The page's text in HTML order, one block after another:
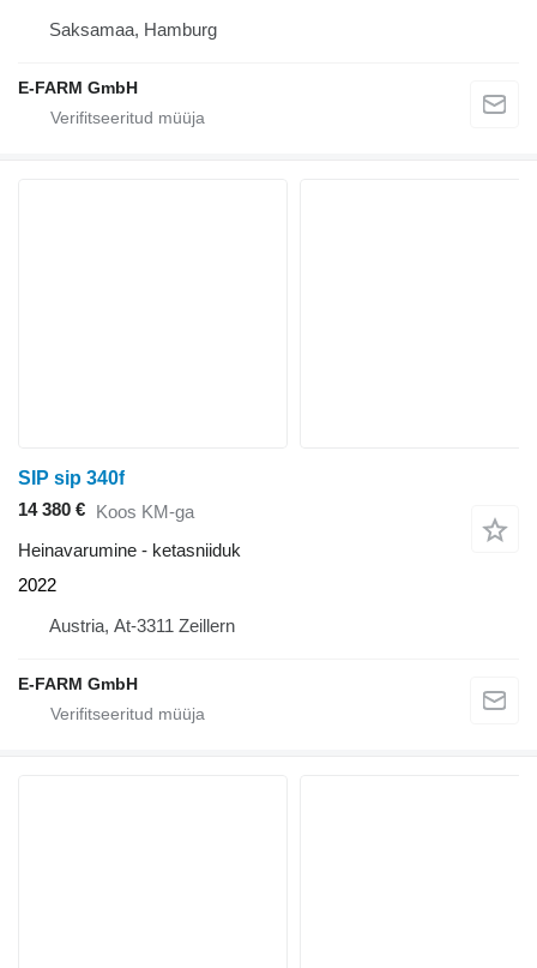
Saksamaa, Hamburg
E-FARM GmbH
SIP sip 340f
14 380 € Koos KM-ga
Heinavarumine - ketasniiduk
2022
Austria, At-3311 Zeillern
E-FARM GmbH